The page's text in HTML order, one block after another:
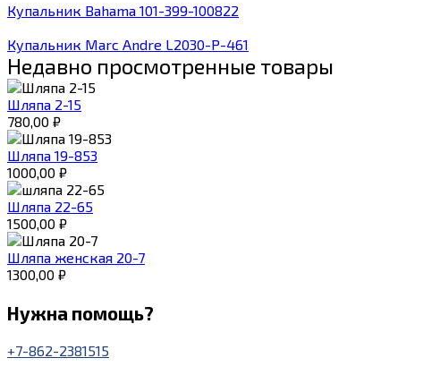
Купальник Bahama 101-399-100822
Купальник Marc Andre L2030-P-461
Недавно просмотренные товары
Шляпа 2-15
780,00 ₽
Шляпа 19-853
1000,00 ₽
Шляпа 22-65
1500,00 ₽
Шляпа женская 20-7
1300,00 ₽
Нужна помощь?
+7-862-2381515